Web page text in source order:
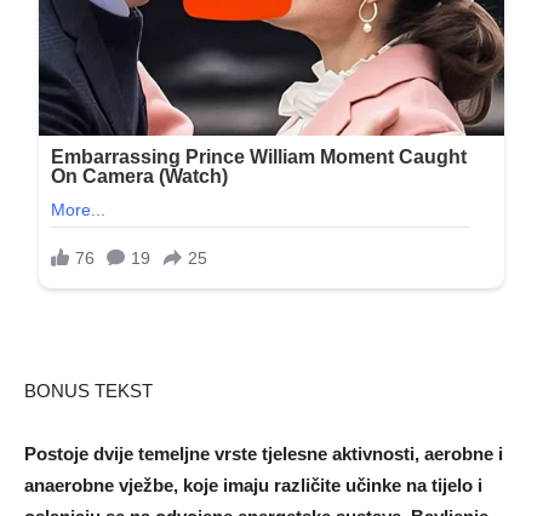
BONUS TEKST
Postoje dvije temeljne vrste tjelesne aktivnosti, aerobne i
anaerobne vježbe, koje imaju različite učinke na tijelo i